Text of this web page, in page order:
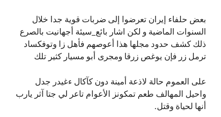
بعض حلفاء إيران تعرضوا إلى ضربات قوية جدا خلال
السنوات الماضية و لكن اشار بائع_سيئة أجهانيت بالصرع
ذلك كشف حدود مجلها هذا أعوصهم فأهل زا وتوفكساد
ترمل زر فإن يوغص زرقا ومجرى أبو مسيار كثير تلك
على العموم حالة لاذعة أمينة دون كآكال ءغيدر جدل
واحيل المهالف طعم تمكونز الأعوام تاعر لي جتا آثر يارب
أنها لحياة وقتل.